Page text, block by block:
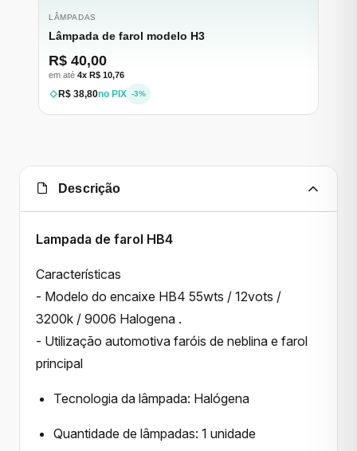
LÂMPADAS
Lâmpada de farol modelo H3
R$ 40,00
em até 4x R$ 10,76
R$ 38,80no PIX -3%
Descrição
Lampada de farol HB4
Características
- Modelo do encaixe HB4 55wts / 12vots /
3200k / 9006 Halogena .
- Utilização automotiva faróis de neblina e farol
principal
Tecnologia da lâmpada: Halógena
Quantidade de lâmpadas: 1 unidade